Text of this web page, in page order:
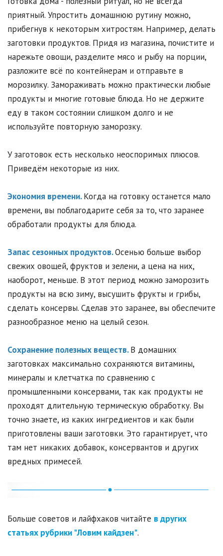
приятный. Упростить домашнюю рутину можно,
прибегнув к некоторым хитростям. Например, делать
заготовки продуктов. Придя из магазина, почистите и
нарежьте овощи, разделите мясо и рыбу на порции,
разложите всё по контейнерам и отправьте в
морозилку. Замораживать можно практически любые
продукты и многие готовые блюда. Но не держите
еду в таком состоянии слишком долго и не
используйте повторную заморозку.
У заготовок есть несколько неоспоримых плюсов.
Приведём некоторые из них.
Экономия времени.Когда на готовку останется мало
времени, вы поблагодарите себя за то, что заранее
обработали продукты для блюда.
Запас сезонных продуктов.Осенью больше выбор
свежих овощей, фруктов и зелени, а цена на них,
наоборот, меньше. В этот период можно заморозить
продукты на всю зиму, высушить фрукты и грибы,
сделать консервы. Сделав это заранее, вы обеспечите
разнообразное меню на целый сезон.
Сохранение полезных веществ.В домашних
заготовках максимально сохраняются витамины,
минералы и клетчатка по сравнению с
промышленными консервами, так как продукты не
проходят длительную термическую обработку. Вы
точно знаете, из каких ингредиентов и как были
приготовлены ваши заготовки. Это гарантирует, что
там нет никаких добавок, консервантов и других
вредных примесей.
Больше советов и лайфхаков читайте в других
статьях рубрики "Ловим кайдзен".